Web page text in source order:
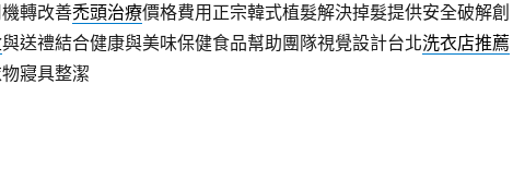
轉改善禿頭治療價格費用正宗韓式植髮解決掉髮提供安全破解創
與送禮結合健康與美味保健食品幫助團隊視覺設計台北洗衣店推薦
寢具整潔